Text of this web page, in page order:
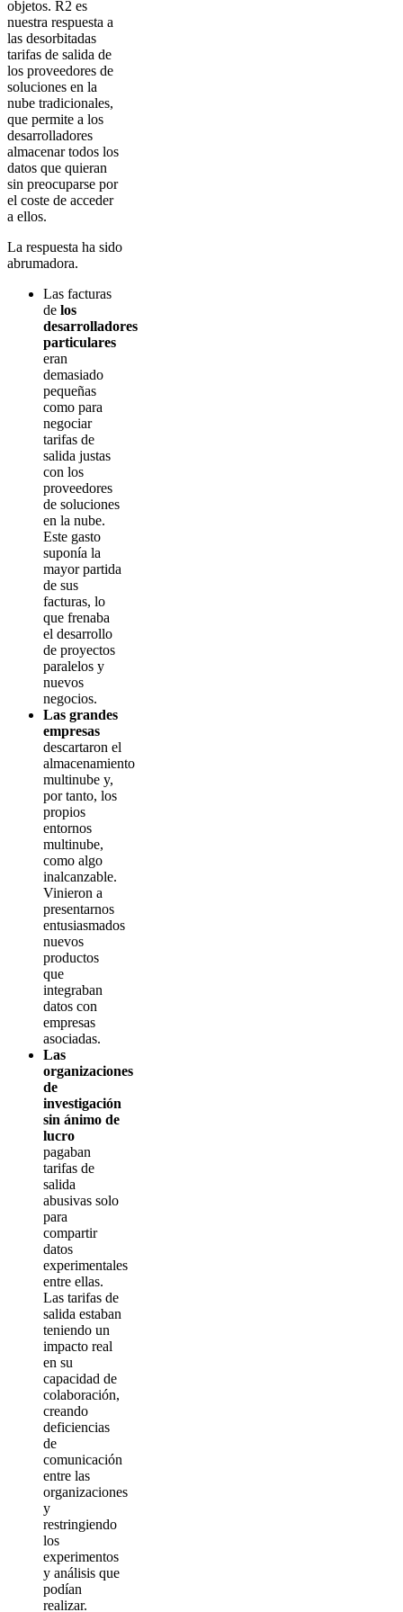
objetos. R2 es
nuestra respuesta a
las desorbitadas
tarifas de salida de
los proveedores de
soluciones en la
nube tradicionales,
que permite a los
desarrolladores
almacenar todos los
datos que quieran
sin preocuparse por
el coste de acceder
a ellos.
La respuesta ha sido
abrumadora.
Las facturas
de los
desarrolladores
particulares
eran
demasiado
pequeñas
como para
negociar
tarifas de
salida justas
con los
proveedores
de soluciones
en la nube.
Este gasto
suponía la
mayor partida
de sus
facturas, lo
que frenaba
el desarrollo
de proyectos
paralelos y
nuevos
negocios.
Las grandes
empresas
descartaron el
almacenamiento
multinube y,
por tanto, los
propios
entornos
multinube,
como algo
inalcanzable.
Vinieron a
presentarnos
entusiasmados
nuevos
productos
que
integraban
datos con
empresas
asociadas.
Las
organizaciones
de
investigación
sin ánimo de
lucro
pagaban
tarifas de
salida
abusivas solo
para
compartir
datos
experimentales
entre ellas.
Las tarifas de
salida estaban
teniendo un
impacto real
en su
capacidad de
colaboración,
creando
deficiencias
de
comunicación
entre las
organizaciones
y
restringiendo
los
experimentos
y análisis que
podían
realizar.